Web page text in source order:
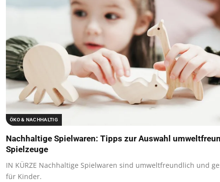
ÖKO & NACHHALTIG
Nachhaltige Spielwaren: Tipps zur Auswahl
Spielzeuge
IN KÜRZE Nachhaltige Spielwaren sind umweltfreundlich und
für Kinder.